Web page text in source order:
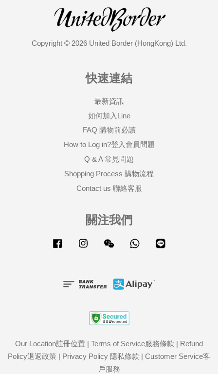
Copyright © 2026 United Border (HongKong) Ltd.
快速連結
最新資訊
如何加入Line
FAQ 購物前必讀
How to Log in?登入會員問題
Q & A 常見問題
Shopping Process 購物流程
Contact us 聯絡客服
關注我們
Facebook Instagram Wechat Whatsapp
Our Location註冊位置 Terms of Service服務條款
Refund
Policy退返政策
Privacy Policy 隱私條款
Customer Service客
戶服務